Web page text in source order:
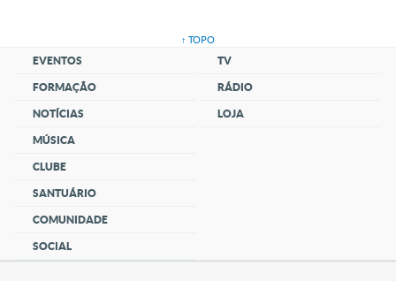
↑ TOPO
EVENTOS
FORMAÇÃO
NOTÍCIAS
MÚSICA
CLUBE
SANTUÁRIO
COMUNIDADE
SOCIAL
TV
RÁDIO
LOJA